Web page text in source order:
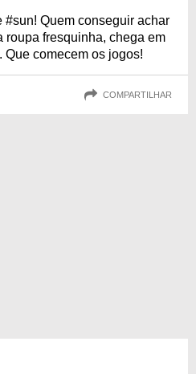
#sun! Quem conseguir achar
roupa fresquinha, chega em
comecem os jogos!
COMPARTILHAR